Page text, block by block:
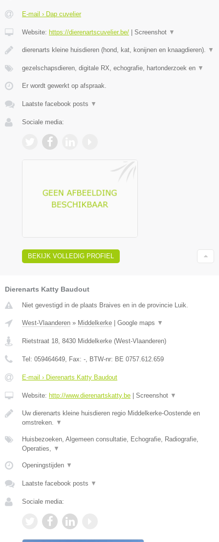
E-mail › Dap cuvelier
Website: https://dierenartscuvelier.be/ Screenshot ▼
dierenarts kleine huisdieren (hond, kat, konijnen en knaagdieren). ▼
gezelschapsdieren, digitale RX, echografie, hartonderzoek en ▼
Er wordt gewerkt op afspraak.
Laatste facebook posts ▼
Sociale media:
BEKIJK VOLLEDIG PROFIEL
Dierenarts Katty Baudout
Niet gevestigd in de plaats Braives en in de provincie Luik.
West-Vlaanderen » Middelkerke | Google maps ▼
Rietstraat 18 8430 Middelkerke (West-Vlaanderen)
Tel: 059464649 , Fax: - , BTW-nr: BE 0757.612.659
E-mail › Dierenarts Katty Baudout
Website: http://www.dierenartskatty.be | Screenshot ▼
Uw dierenarts kleine huisdieren regio Middelkerke-Oostende en
omstreken.
▼
Huisbezoeken, Algemeen consultatie, Echografie, Radiografie,
Operaties,
▼
Openingstijden ▼
Laatste facebook posts ▼
Sociale media: